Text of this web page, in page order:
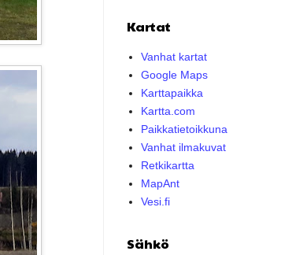
Kartat
Vanhat kartat
Google Maps
Karttapaikka
Kartta.com
Paikkatietoikkuna
Vanhat ilmakuvat
Retkikartta
MapAnt
Vesi.fi
Sähkö